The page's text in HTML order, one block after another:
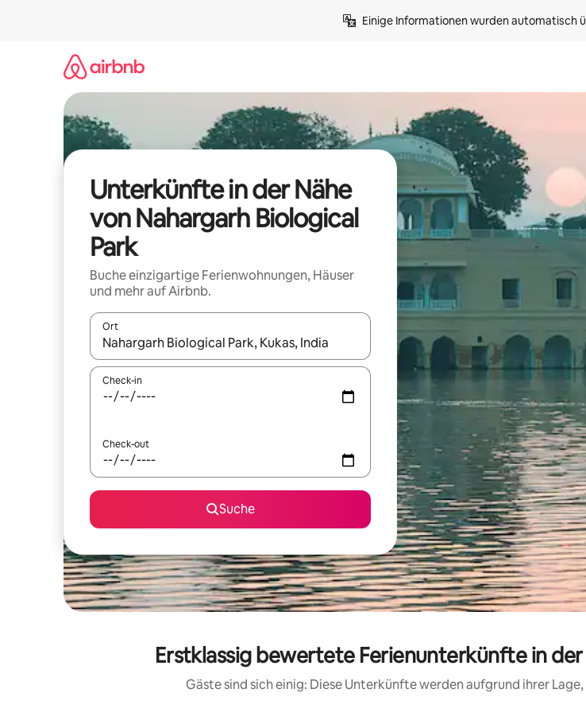
Einige Informationen wurden automatisch
Unterkünfte in der Nähe
von Nahargarh Biological
Park
Buche einzigartige Ferienwohnungen, Häuser
und mehr auf Airbnb.
Ort
Wenn Ergebnisse verfügbar sind, navigiere mit den Pfeiltasten nach oben und unten oder
Check-in
Check-out
Suche
Erstklassig bewertete Ferienunterkünfte in
Gäste sind sich einig: Diese Unterkünfte werden aufgrund ihrer